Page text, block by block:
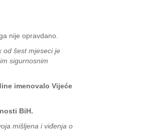
nije opravdano.
od šest mjeseci je
sigurnosnim
imenovalo Vijeće
BiH.
mišljena i viđenja o